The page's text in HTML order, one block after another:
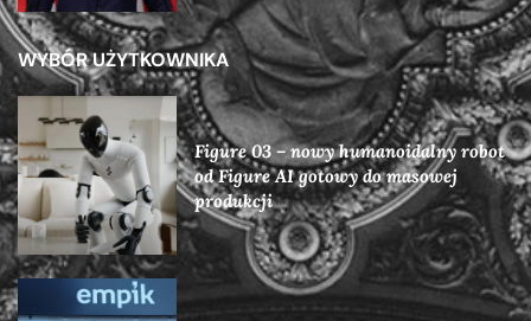
WYBÓR UŻYTKOWNIKA
Figure 03 – nowy humanoidalny robot
od Figure AI gotowy do masowej
produkcji